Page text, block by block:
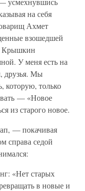
на себя
Ахмет
взошедшей
Крышкин
У меня есть на
друзья. Мы
которую, только
— «Новое
из старого новое.
— покачивая
справа седой
«Нет старых
в новые и